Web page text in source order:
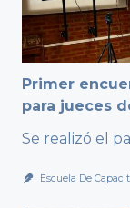
Primer
para jueces
Se realizó el
Escuela De